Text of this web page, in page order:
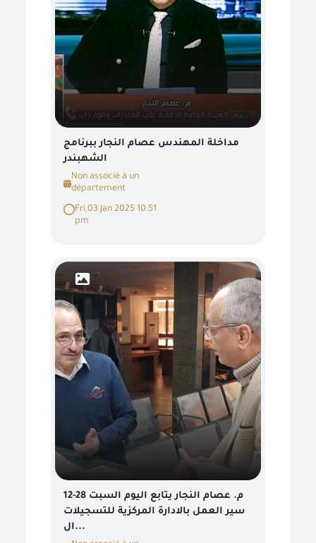
مداخلة المهندس عصام النجار ببرنامج
الشهبندر
Non associé à un
département
Fri,03 Jan 2025 10:51
pm
م. عصام النجار يتابع اليوم السبت 28-12
سير العمل بالادارة المركزية للتسجيلات
ال...